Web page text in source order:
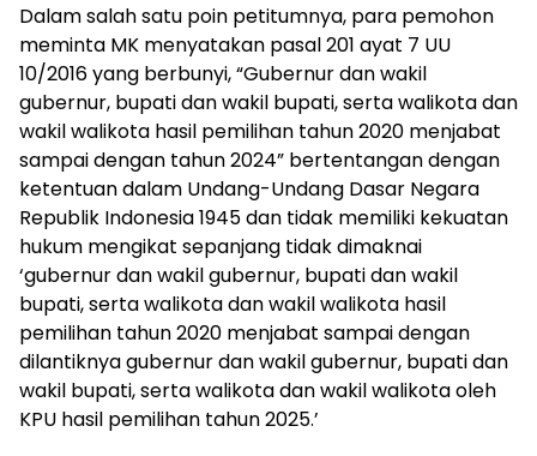
Dalam salah satu poin petitumnya, para pemohon
meminta MK menyatakan pasal 201 ayat 7 UU
10/2016 yang berbunyi, “Gubernur dan wakil
gubernur, bupati dan wakil bupati, serta walikota dan
wakil walikota hasil pemilihan tahun 2020 menjabat
sampai dengan tahun 2024” bertentangan dengan
ketentuan dalam Undang-Undang Dasar Negara
Republik Indonesia 1945 dan tidak memiliki kekuatan
hukum mengikat sepanjang tidak dimaknai
‘gubernur dan wakil gubernur, bupati dan wakil
bupati, serta walikota dan wakil walikota hasil
pemilihan tahun 2020 menjabat sampai dengan
dilantiknya gubernur dan wakil gubernur, bupati dan
wakil bupati, serta walikota dan wakil walikota oleh
KPU hasil pemilihan tahun 2025.’